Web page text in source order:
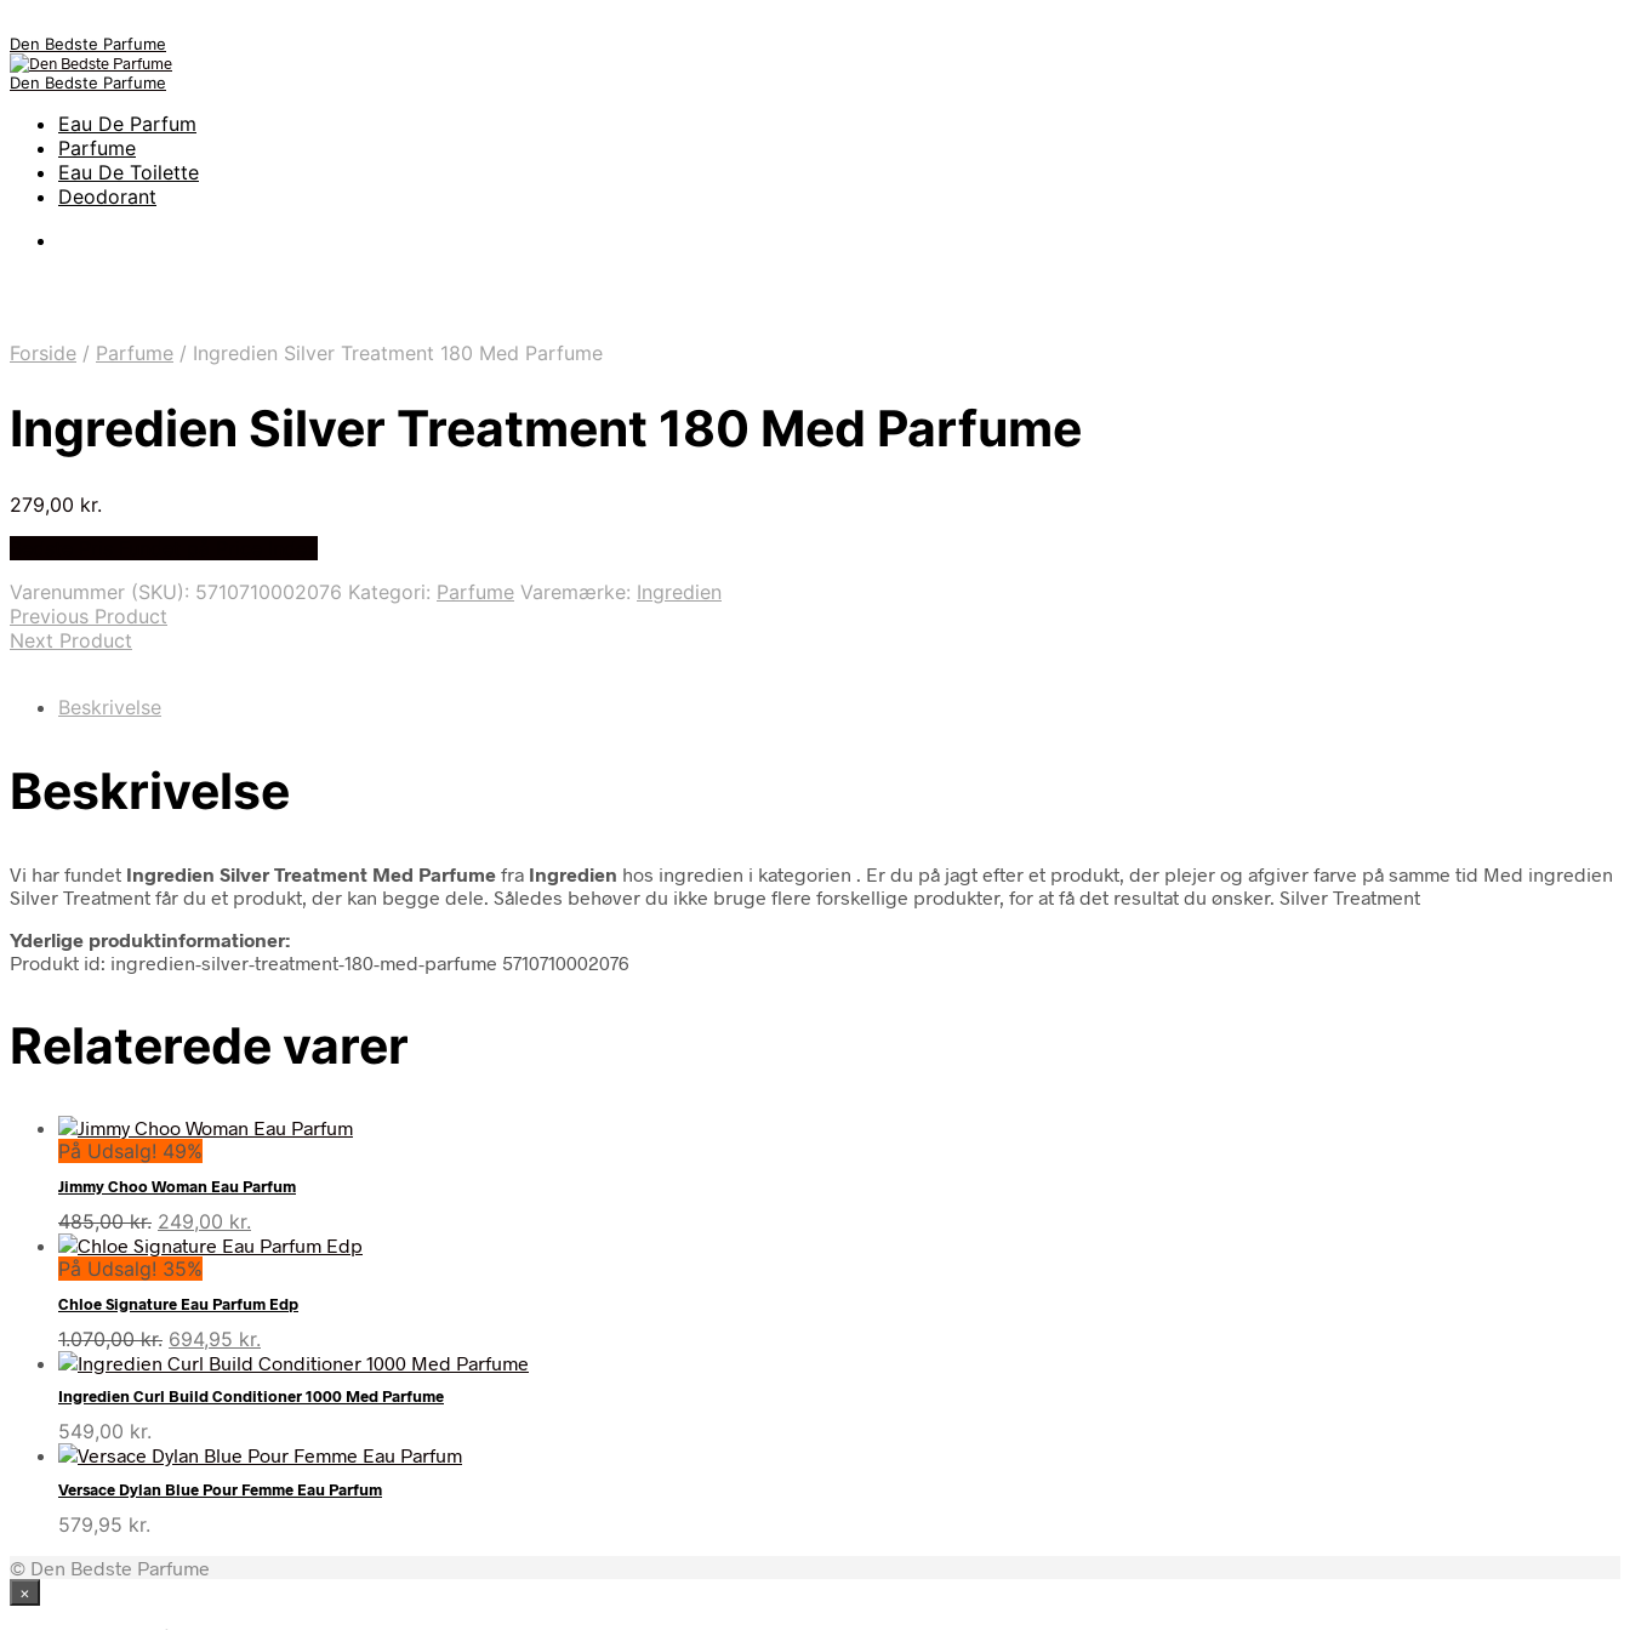
Den Bedste Parfume
Den Bedste Parfume
Eau De Parfum
Parfume
Eau De Toilette
Deodorant
Forside / Parfume / Ingredien Silver Treatment 180 Med Parfume
Ingredien Silver Treatment 180 Med Parfume
279,00 kr.
Varenummer (SKU): 5710710002076 Kategori: Parfume Varemærke: Ingredien
Previous Product
Next Product
Beskrivelse
Beskrivelse
Vi har fundet Ingredien Silver Treatment Med Parfume fra Ingredien hos ingredien i kategorien
. Er du på jagt efter et produkt, der plejer og afgiver farve på samme tid Med ingredien
Silver Treatment får du et produkt, der kan begge dele. Således behøver du ikke bruge flere forskellige produkter, for at få det resultat du ønsker. Silver Treatment
Yderlige produktinformationer:
Produkt id: ingredien-silver-treatment-180-med-parfume 5710710002076
Relaterede varer
På Udsalg! 49%
Jimmy Choo Woman Eau Parfum
485,00kr. Den
oprindelige
pris
var:
485,00 kr..
249,00 kr.
aktuelle
er:
249,00 kr..
På Udsalg! 35%
Chloe Signature Eau Parfum Edp
1.070,00kr. Den
oprindelige
pris
var:
694,95 kr.
aktuelle
pris
er:
Ingredien Curl Build Conditioner 1000 Med Parfume
549,00 kr.
Versace Dylan Blue Pour Femme Eau Parfum
579,95 kr.
© Den Bedste Parfume
×